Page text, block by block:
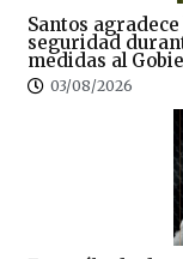
Santos
seguridad
medidas al
03/08/2026